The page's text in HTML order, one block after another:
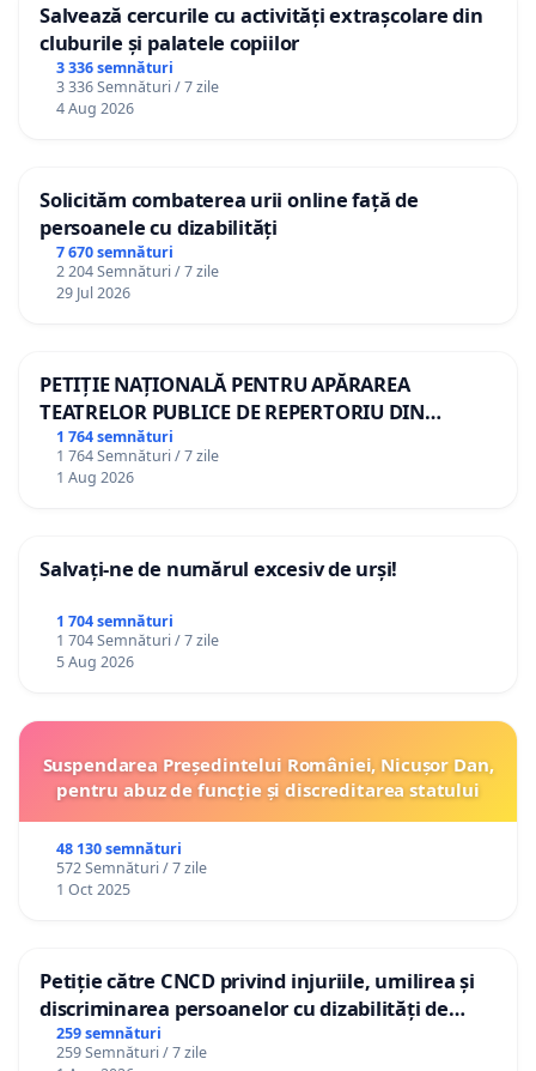
Salvează cercurile cu activități extrașcolare din
cluburile și palatele copiilor
3 336 semnături
3 336 Semnături / 7 zile
4 Aug 2026
Solicităm combaterea urii online față de
persoanele cu dizabilități
7 670 semnături
2 204 Semnături / 7 zile
29 Jul 2026
PETIȚIE NAȚIONALĂ PENTRU APĂRAREA
TEATRELOR PUBLICE DE REPERTORIU DIN
ROMÂNIA
1 764 semnături
1 764 Semnături / 7 zile
1 Aug 2026
Salvați-ne de numărul excesiv de urși!
1 704 semnături
1 704 Semnături / 7 zile
5 Aug 2026
Suspendarea Președintelui României, Nicușor Dan,
pentru abuz de funcție și discreditarea statului
48 130 semnături
572 Semnături / 7 zile
1 Oct 2025
Petiție către CNCD privind injuriile, umilirea și
discriminarea persoanelor cu dizabilități de
către utilizatorul TikTok „Gorici”
259 semnături
259 Semnături / 7 zile